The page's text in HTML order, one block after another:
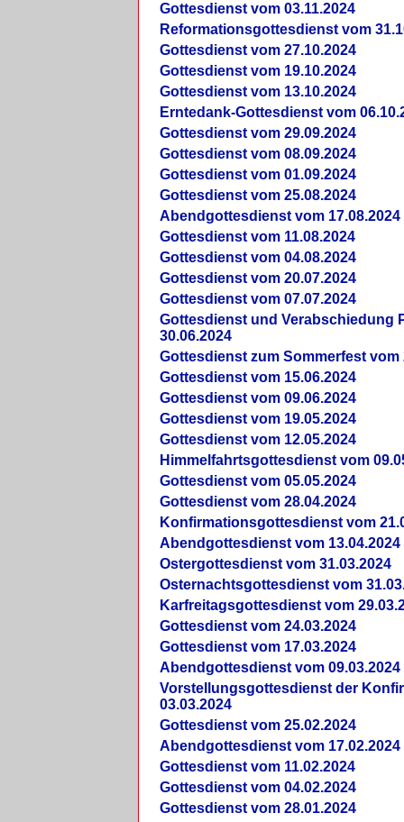
Gottesdienst vom 03.11.2024
Reformationsgottesdienst vom
Gottesdienst vom 27.10.2024
Gottesdienst vom 19.10.2024
Gottesdienst vom 13.10.2024
Erntedank-Gottesdienst vom
Gottesdienst vom 29.09.2024
Gottesdienst vom 08.09.2024
Gottesdienst vom 01.09.2024
Gottesdienst vom 25.08.2024
Abendgottesdienst vom 17.08.2024
Gottesdienst vom 11.08.2024
Gottesdienst vom 04.08.2024
Gottesdienst vom 20.07.2024
Gottesdienst vom 07.07.2024
Gottesdienst und Verabschiedung
30.06.2024
Gottesdienst zum Sommerfest vom
Gottesdienst vom 15.06.2024
Gottesdienst vom 09.06.2024
Gottesdienst vom 19.05.2024
Gottesdienst vom 12.05.2024
Himmelfahrtsgottesdienst vom
Gottesdienst vom 05.05.2024
Gottesdienst vom 28.04.2024
Konfirmationsgottesdienst vom
Abendgottesdienst vom 13.04.2024
Ostergottesdienst vom 31.03.2024
Osternachtsgottesdienst vom
Karfreitagsgottesdienst vom
Gottesdienst vom 24.03.2024
Gottesdienst vom 17.03.2024
Abendgottesdienst vom 09.03.2024
Vorstellungsgottesdienst der
03.03.2024
Gottesdienst vom 25.02.2024
Abendgottesdienst vom 17.02.2024
Gottesdienst vom 11.02.2024
Gottesdienst vom 04.02.2024
Gottesdienst vom 28.01.2024